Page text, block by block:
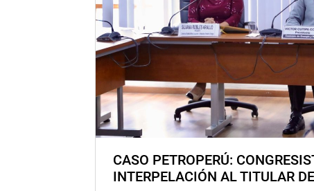
CASO PETROPERÚ:
INTERPELACIÓN AL TITULAR